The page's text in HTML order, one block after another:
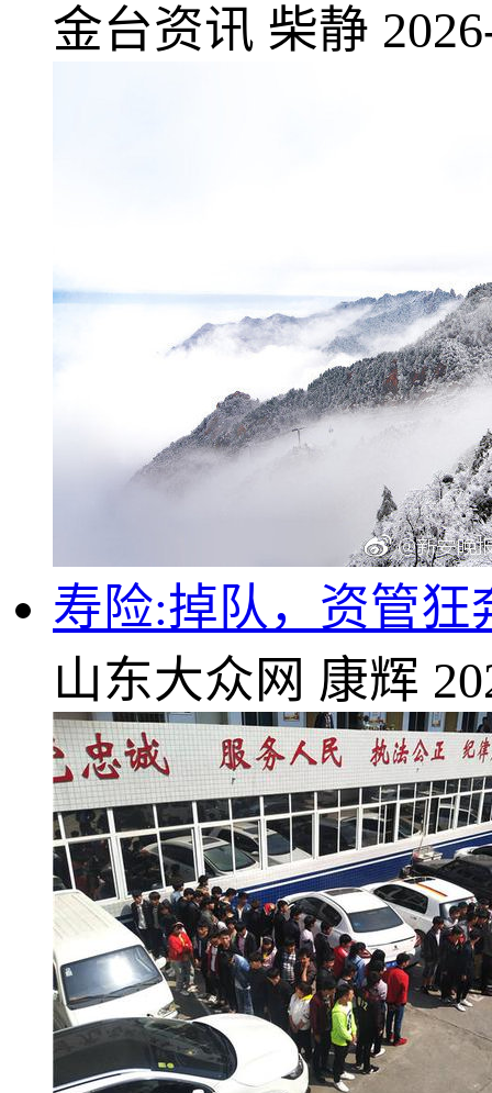
金台资讯 柴静
寿险:掉队，资管
山东大众网 康辉